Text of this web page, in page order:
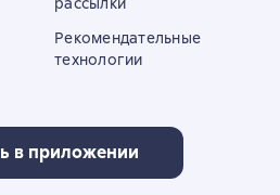
Рекомендательные
технологии
в приложении